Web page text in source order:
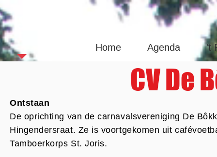
Home Agenda 't
CV De
Ontstaan
De oprichting van de carnavalsvereniging De
Hingendersraat. Ze is voortgekomen uit
Tamboerkorps St. Joris.